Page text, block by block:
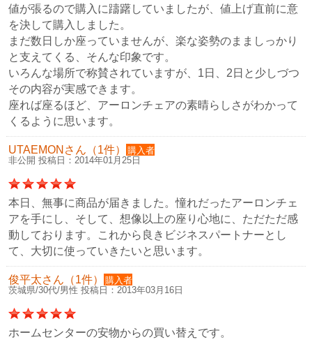
値が張るので購入に躊躇していましたが、値上げ直前に意
を決して購入しました。
まだ数日しか座っていませんが、楽な姿勢のまましっかり
と支えてくる、そんな印象です。
いろんな場所で称賛されていますが、1日、2日と少しづつ
その内容が実感できます。
座れば座るほど、アーロンチェアの素晴らしさがわかって
くるように思います。
UTAEMONさん（1件）
購入者
非公開 投稿日：2014年01月25日
本日、無事に商品が届きました。憧れだったアーロンチェ
アを手にし、そして、想像以上の座り心地に、ただただ感
動しております。これから良きビジネスパートナーとし
て、大切に使っていきたいと思います。
俊平太さん（1件）
購入者
茨城県/30代/男性 投稿日：2013年03月16日
ホームセンターの安物からの買い替えです。